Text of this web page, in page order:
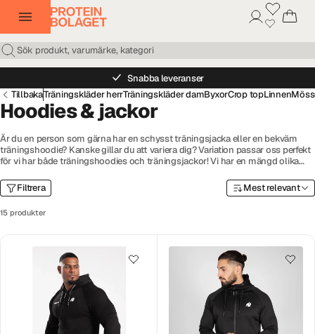
Snabba leveranser
TillbakaTräningskläder herrTräningskläder damByxorCrop topLinnen
Hoodies & jackor
Är du en person som gärna har en schysst träningsjacka eller en bekväm
träningshoodie? Kanske gillar du att variera dig? Variation passar oss perfekt
för vi har både träningshoodies och träningsjackor! Vi har en mängd olika
dragkedja eller utan? Det finns garanterat en, eller kanske till och med flera,
som passar just dig och dina behov.
Filtrera
15 produkter
Mest relevant